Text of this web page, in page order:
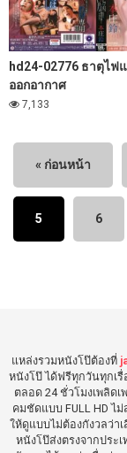
hd24-02776 ธาตุไฟ
ออกอากาศ
7,133
« ก่อนหน้า
5 6
แหล่งรวมหนังโป๊ต้องที่
หนังโป๊ ได้ฟรีทุกวันทุกเรื่
ตลอด 24 ชั่วโมงเพลิด
คมชัดแบบ FULL HD ไ
ให้ดูแบบไม่ต้องกังวลว่า
หนังโป๊ส่งตรงจากประ